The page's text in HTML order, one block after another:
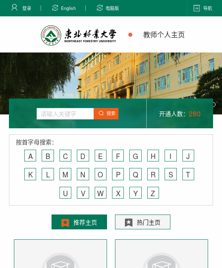
登录 English 电脑版 导航
教师个人主页
搜索 开通人数： 280
按首字母搜索：
A B C D E F G H I
J
K
L M N O P Q R S
T
U
V W X Y Z
推荐主页 热门主页